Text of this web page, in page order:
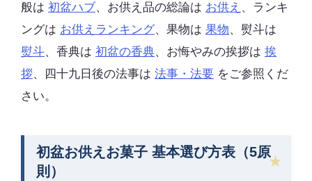
般は 初盆ハブ、お供え品の総論は お供え 、ランキ
ングは お供えランキング、果物は 果物、熨斗は
熨斗、香典は 初盆の香典、お悔やみの挨拶は 挨
拶、四十九日後の法事は 法事・法要 をご参照くだ
さい。
初盆お供えお菓子 基本選び方表（5原
則）